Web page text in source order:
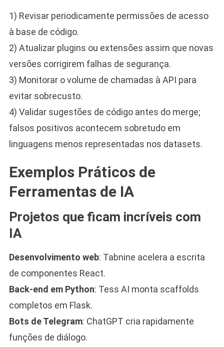
1) Revisar periodicamente permissões de acesso
à base de código.
2) Atualizar plugins ou extensões assim que novas
versões corrigirem falhas de segurança.
3) Monitorar o volume de chamadas à API para
evitar sobrecusto.
4) Validar sugestões de código antes do merge;
falsos positivos acontecem sobretudo em
linguagens menos representadas nos datasets.
Exemplos Práticos de
Ferramentas de IA
Projetos que ficam incríveis com
IA
Desenvolvimento web: Tabnine acelera a escrita
de componentes React.
Back-end em Python: Tess AI monta scaffolds
completos em Flask.
Bots de Telegram: ChatGPT cria rapidamente
funções de diálogo.